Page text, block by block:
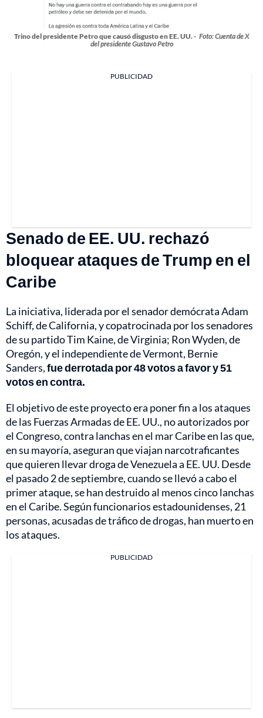
Trino del presidente Petro que causó disgusto en EE. UU. - Foto: Cuenta de X
del presidente Gustavo Petro
PUBLICIDAD
Senado de EE. UU. rechazó
bloquear ataques de Trump en el
Caribe
La iniciativa, liderada por el senador demócrata Adam
Schiff, de California, y copatrocinada por los senadores
de su partido Tim Kaine, de Virginia; Ron Wyden, de
Oregón, y el independiente de Vermont, Bernie
Sanders,fue derrotada por 48 votos a favor y 51
votos en contra.
El objetivo de este proyecto era poner fin a los ataques
de las Fuerzas Armadas de EE. UU., no autorizados por
el Congreso, contra lanchas en el mar Caribe en las que,
en su mayoría, aseguran que viajan narcotraficantes
que quieren llevar droga de Venezuela a EE. UU. Desde
el pasado 2 de septiembre, cuando se llevó a cabo el
primer ataque, se han destruido al menos cinco lanchas
en el Caribe. Según funcionarios estadounidenses, 21
personas, acusadas de tráfico de drogas, han muerto en
los ataques.
PUBLICIDAD